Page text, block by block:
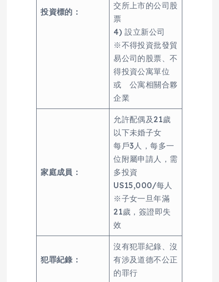
投資標的：
交所上市的公司股
票
4) 設立新公司
※不得投資批發貿
易公司的股票、不
得投資公寓單位
或 公寓相關合夥
企業
家庭成員：
允許配偶及21歲
以下未婚子女
每戶3人，每多一
位附屬申請人，需
多投資
US15,000/每人
※子女一旦年滿
21歲，簽證即失
效
犯罪紀錄：
沒有犯罪紀錄、沒
有涉及道德不公正
的罪行